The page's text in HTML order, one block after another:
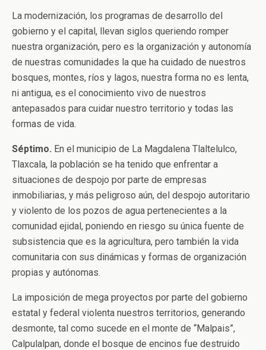
La modernización, los programas de desarrollo del
gobierno y el capital, llevan siglos queriendo romper
nuestra organización, pero es la organización y autonomía
de nuestras comunidades la que ha cuidado de nuestros
bosques, montes, ríos y lagos, nuestra forma no es lenta,
ni antigua, es el conocimiento vivo de nuestros
antepasados para cuidar nuestro territorio y todas las
formas de vida.
Séptimo. En el municipio de La Magdalena Tlaltelulco,
Tlaxcala, la población se ha tenido que enfrentar a
situaciones de despojo por parte de empresas
inmobiliarias, y más peligroso aún, del despojo autoritario
y violento de los pozos de agua pertenecientes a la
comunidad ejidal, poniendo en riesgo su única fuente de
subsistencia que es la agricultura, pero también la vida
comunitaria con sus dinámicas y formas de organización
propias y autónomas.
La imposición de mega proyectos por parte del gobierno
estatal y federal violenta nuestros territorios, generando
desmonte, tal como sucede en el monte de “Malpais”,
Calpulalpan, donde el bosque de encinos fue destruido